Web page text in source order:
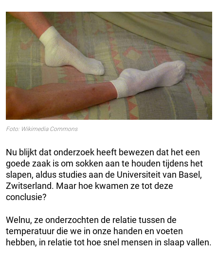
Foto: Wikimedia Commons
Nu blijkt dat onderzoek heeft bewezen dat het een
goede zaak is om sokken aan te houden tijdens het
slapen, aldus studies aan de Universiteit van Basel,
Zwitserland. Maar hoe kwamen ze tot deze
conclusie?
Welnu, ze onderzochten de relatie tussen de
temperatuur die we in onze handen en voeten
hebben, in relatie tot hoe snel mensen in slaap vallen.